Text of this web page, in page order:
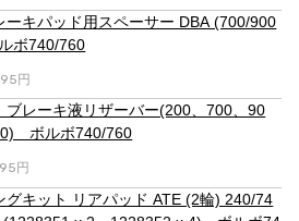
ーキパッド用スペーサー DBA (700/900
ボ740/760
円
ブレーキ液リザーバー(200、700、90
ボルボ740/760
円
グキット リアパッド ATE (2輪) 240/74